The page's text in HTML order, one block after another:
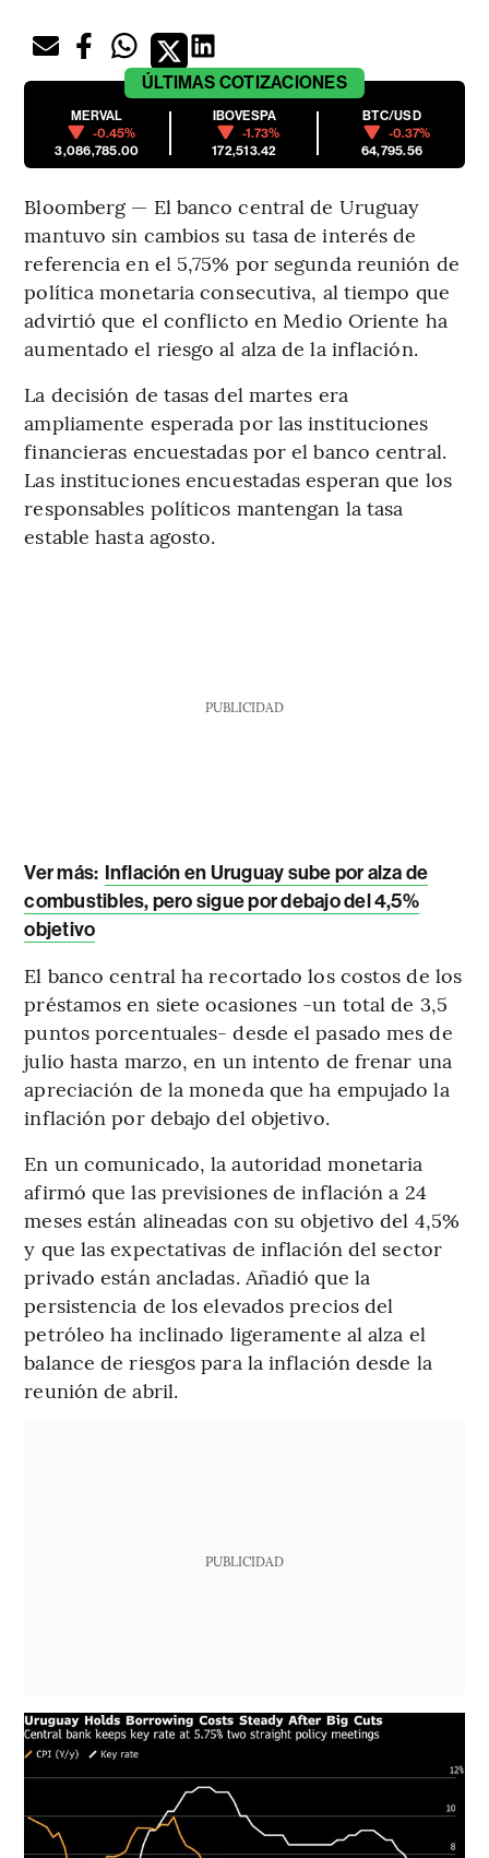
ÚLTIMAS COTIZACIONES
MERVAL
-0.45%
3,086,785.00
IBOVESPA
-1.73%
172,513.42
BTC/USD
-0.37%
64,795.56
Bloomberg — El banco central de Uruguay
mantuvo sin cambios su tasa de interés de
referencia en el 5,75% por segunda reunión de
política monetaria consecutiva, al tiempo que
advirtió que el conflicto en Medio Oriente ha
aumentado el riesgo al alza de la inflación.
La decisión de tasas del martes era
ampliamente esperada por las instituciones
financieras encuestadas por el banco central.
Las instituciones encuestadas esperan que los
responsables políticos mantengan la tasa
estable hasta agosto.
PUBLICIDAD
Ver más: Inflación en Uruguay sube por alza de
combustibles, pero sigue por debajo del 4,5%
objetivo
El banco central ha recortado los costos de los
préstamos en siete ocasiones -un total de 3,5
puntos porcentuales- desde el pasado mes de
julio hasta marzo, en un intento de frenar una
apreciación de la moneda que ha empujado la
inflación por debajo del objetivo.
En un comunicado, la autoridad monetaria
afirmó que las previsiones de inflación a 24
meses están alineadas con su objetivo del 4,5%
y que las expectativas de inflación del sector
privado están ancladas. Añadió que la
persistencia de los elevados precios del
petróleo ha inclinado ligeramente al alza el
balance de riesgos para la inflación desde la
reunión de abril.
PUBLICIDAD